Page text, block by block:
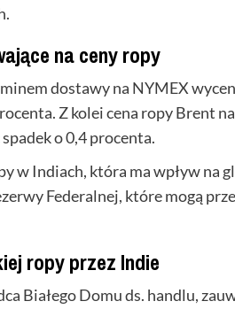
na ceny ropy
dostawy na NYMEX
Z kolei cena ropy Brent
o 0,4 procenta.
w Indiach, która ma wpływ na
Federalnej, które mogą
ropy przez Indie
Białego Domu ds. handlu,